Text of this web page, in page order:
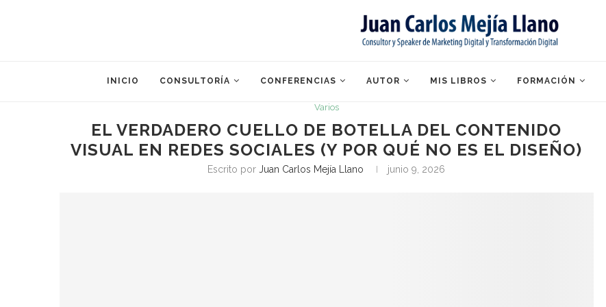
INICIO CONSULTORÍA CONFERENCIAS AUTOR MIS LIBROS FORMACIÓN
Varios
EL VERDADERO CUELLO DE BOTELLA DEL CONTENIDO
VISUAL EN REDES SOCIALES (Y POR QUÉ NO ES EL DISEÑO)
Escrito por Juan Carlos Mejía Llano junio 9, 2026